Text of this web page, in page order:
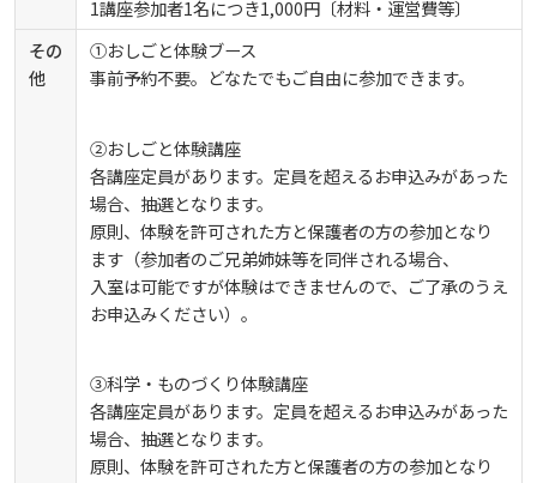
1講座参加者1名につき1,000円〔材料・運営費等〕
その
他
①おしごと体験ブース
事前予約不要。どなたでもご自由に参加できます。
②おしごと体験講座
各講座定員があります。定員を超えるお申込みがあった
場合、抽選となります。
原則、体験を許可された方と保護者の方の参加となり
ます（参加者のご兄弟姉妹等を同伴される場合、
入室は可能ですが体験はできませんので、ご了承のうえ
お申込みください）。
③科学・ものづくり体験講座
各講座定員があります。定員を超えるお申込みがあった
場合、抽選となります。
原則、体験を許可された方と保護者の方の参加となり